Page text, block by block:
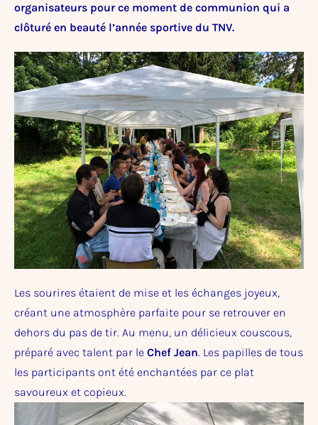
organisateurs pour ce moment de communion qui a
clôturé en beauté l’année sportive du TNV.
Les sourires étaient de mise et les échanges joyeux,
créant une atmosphère parfaite pour se retrouver en
dehors du pas de tir. Au menu, un délicieux couscous,
préparé avec talent par le Chef Jean. Les papilles de tous
les participants ont été enchantées par ce plat
savoureux et copieux.